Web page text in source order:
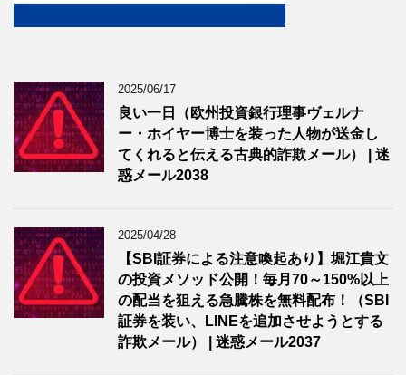
2025/06/17
良い一日（欧州投資銀行理事ヴェルナ
ー・ホイヤー博士を装った人物が送金し
てくれると伝える古典的詐欺メール） | 迷
惑メール2038
2025/04/28
【SBI証券による注意喚起あり】堀江貴文
の投資メソッド公開！毎月70～150%以上
の配当を狙える急騰株を無料配布！（SBI
証券を装い、LINEを追加させようとする
詐欺メール） | 迷惑メール2037